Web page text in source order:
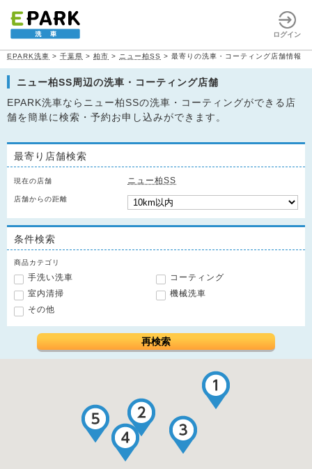
ログイン
EPARK洗車 > 千葉県 > 柏市 > ニュー柏SS > 最寄りの洗車・コーティング店舗情報
ニュー柏SS周辺の洗車・コーティング店舗
EPARK洗車ならニュー柏SSの洗車・コーティングができる店
舗を簡単に検索・予約お申し込みができます。
最寄り店舗検索
現在の店舗 ニュー柏SS
店舗からの距離
条件検索
商品カテゴリ
手洗い洗車
コーティング
室内清掃
機械洗車
その他
再検索